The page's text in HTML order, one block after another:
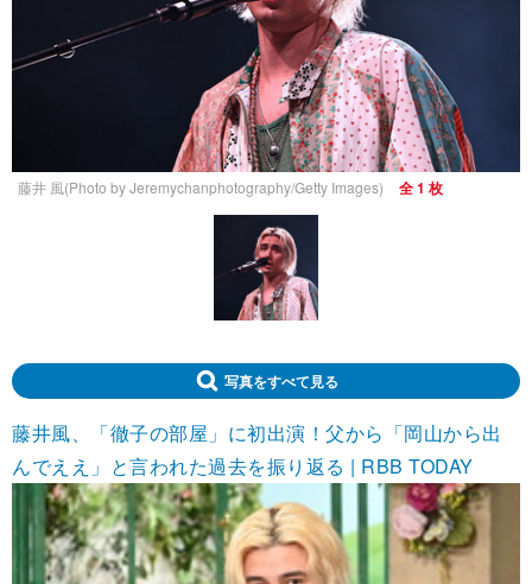
藤井 風(Photo by Jeremychanphotography/Getty Images) 全 1 枚
写真をすべて見る
藤井風、「徹子の部屋」に初出演！父から「岡山から出
んでええ」と言われた過去を振り返る | RBB TODAY